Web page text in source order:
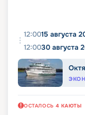
12:0015 августа
12:0030 августа
ОСТАЛОСЬ 4 КАЮТЫ